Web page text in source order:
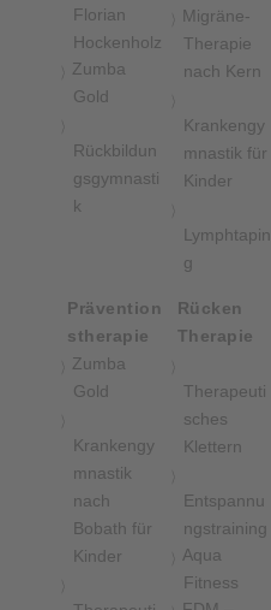
Florian
Hockenholz
Zumba
Gold
Rückbildun
gsgymnasti
k
Migräne-
Therapie
nach Kern
Krankengy
mnastik für
Kinder
Lymphtapin
g
Prävention
stherapie
Zumba
Gold
Krankengy
mnastik
nach
Bobath für
Kinder
Rücken
Therapie
Therapeuti
sches
Klettern
Entspannu
ngstraining
Aqua
Fitness